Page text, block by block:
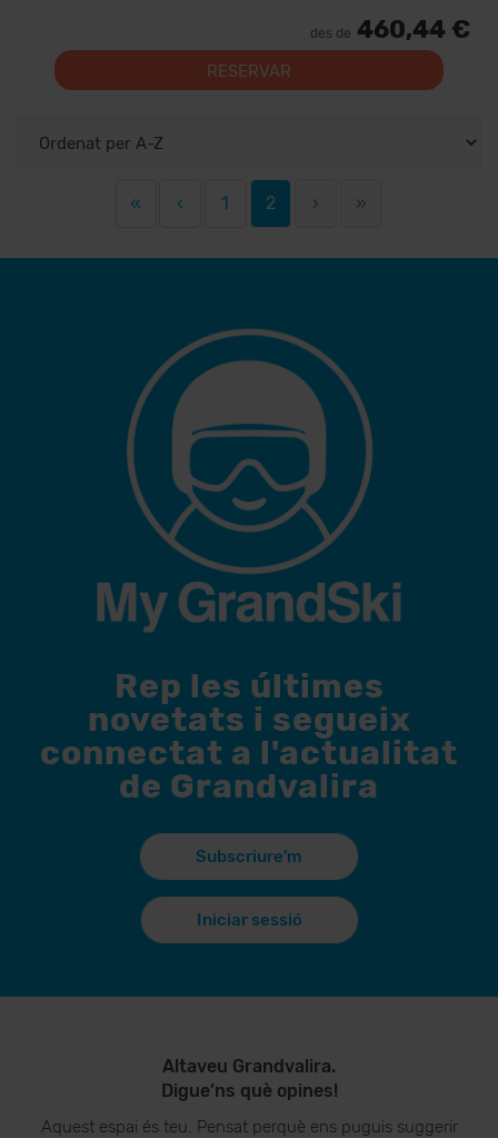
des de 460,44 €
RESERVAR
« ‹ 1 2 › »
Rep les últimes
novetats i segueix
connectat a l'actualitat
de Grandvalira
Subscriure'm
Iniciar sessió
Altaveu Grandvalira.
Digue’ns què opines!
Aquest espai és teu. Pensat perquè ens puguis suggerir